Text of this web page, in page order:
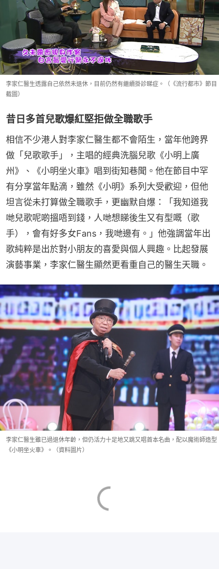
李家仁醫生透露自己依然未退休，目前仍然有繼續掛診睇症。（《流行都市》節目
截圖）
昔日多首兒歌爆紅堅拒做全職歌手
相信不少港人對李家仁醫生都不會陌生，當年他跨界
做「兒歌歌手」，主唱的經典洗腦兒歌《小明上廣
州》、《小明坐火車》唱到街知巷聞。他在節目中罕
有分享當年點滴，雖然《小明》系列大受歡迎，但他
坦言從未打算做全職歌手，更幽默自爆：「我知道我
哋兒歌呢啲搵唔到錢，人哋想睇後生又有型嘅（歌
手），會有好多女Fans，我哋邊有。」他強調當年出
歌純粹是出於對小朋友的喜愛與個人興趣。比起發展
演藝事業，李家仁醫生顯然更看重自己的醫生天職。
李家仁醫生雖已過退休年齡，但仍活力十足地又跳又唱首本名曲，配以魔術師造型
《小明坐火車》。（資料圖片）